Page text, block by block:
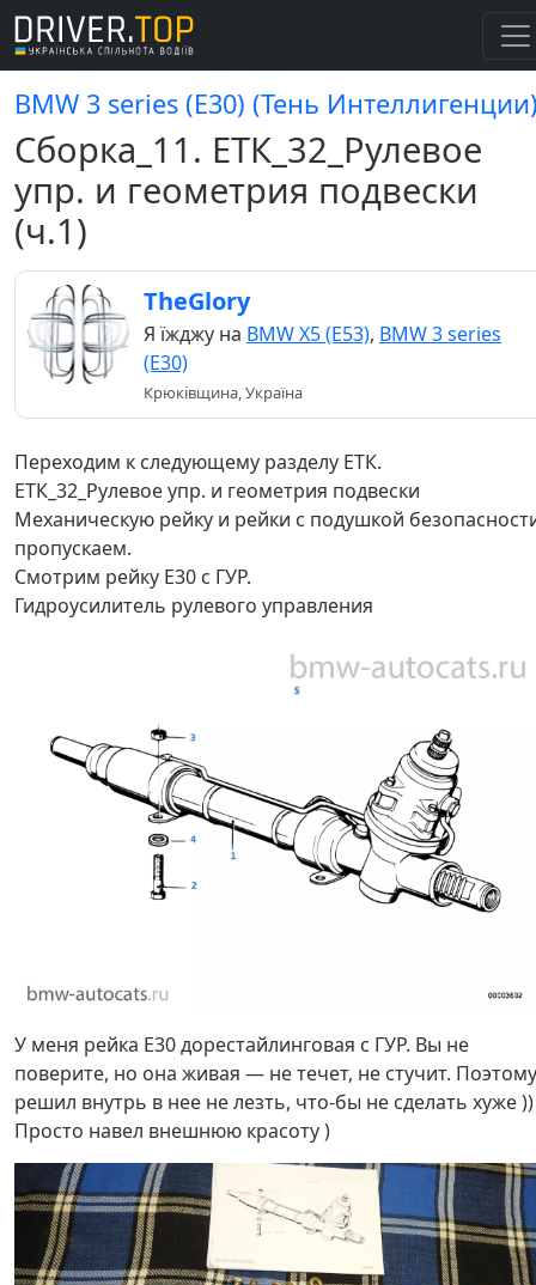
BMW 3 series (E30) (Тень
Сборка_11. ЕТК_32_Рулевое
упр. и геометрия подвески
(ч.1)
TheGlory
Я їжджу на BMW X5 (E53), BMW 3 series
(E30)
Крюківщина, Україна
Переходим к следующему разделу ЕТК.
ЕТК_32_Рулевое упр. и геометрия подвески
Механическую рейку и рейки с подушкой
пропускаем.
Смотрим рейку Е30 с ГУР.
Гидроусилитель рулевого управления
У меня рейка Е30 дорестайлинговая с ГУР. Вы не
поверите, но она живая — не течет, не стучит. Поэтому
решил внутрь в нее не лезть, что-бы не сделать хуже ))
Просто навел внешнюю красоту )